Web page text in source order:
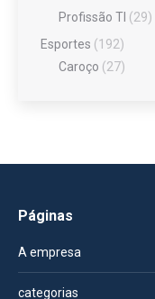
Profissão TI (29)
Esportes (192)
Caroço (27)
Páginas
A empresa
categorias